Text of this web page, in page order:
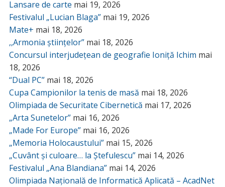
Lansare de carte mai 19, 2026
Festivalul „Lucian Blaga” mai 19, 2026
Mate+ mai 18, 2026
,,Armonia științelor” mai 18, 2026
Concursul interjudețean de geografie Ioniță Ichim mai
18, 2026
“Dual PC” mai 18, 2026
Cupa Campionilor la tenis de masă mai 18, 2026
Olimpiada de Securitate Cibernetică mai 17, 2026
„Arta Sunetelor” mai 16, 2026
„Made For Europe” mai 16, 2026
„Memoria Holocaustului” mai 15, 2026
„Cuvânt și culoare… la Ștefulescu” mai 14, 2026
Festivalul „Ana Blandiana” mai 14, 2026
Olimpiada Națională de Informatică Aplicată – AcadNet